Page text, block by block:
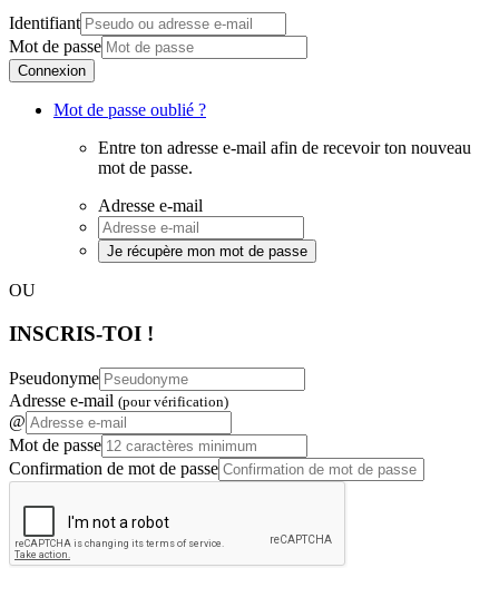
Identifiant
Mot de passe
Connexion
Mot de passe oublié ?
Entre ton adresse e-mail afin de recevoir ton nouveau
mot de passe.
Adresse e-mail
Je récupère mon mot de passe
OU
INSCRIS-TOI !
Pseudonyme
Adresse e-mail (pour vérification)
@
Mot de passe
Confirmation de mot de passe